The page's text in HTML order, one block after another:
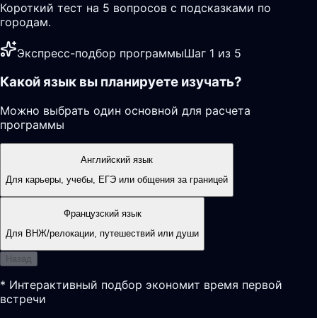
Короткий тест на 5 вопросов с подсказками по
городам.
Экспресс-подбор программыШаг 1 из 5
Какой язык вы планируете изучать?
Можно выбрать один основной для расчета
программы
Английский язык
Для карьеры, учебы, ЕГЭ или общения за границей
Французский язык
Для ВНЖ/релокации, путешествий или души
Назад
* Интерактивный подбор экономит время первой
встречи